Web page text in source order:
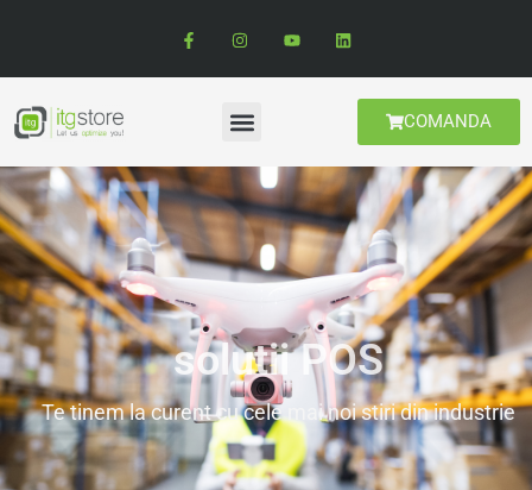
COMANDA
solutii POS
Te tinem la curent cu cele mai noi stiri din industrie